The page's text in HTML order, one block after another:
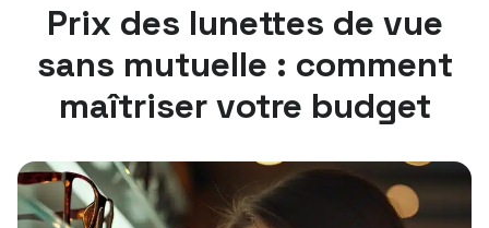
Prix des lunettes de vue
sans mutuelle : comment
maîtriser votre budget